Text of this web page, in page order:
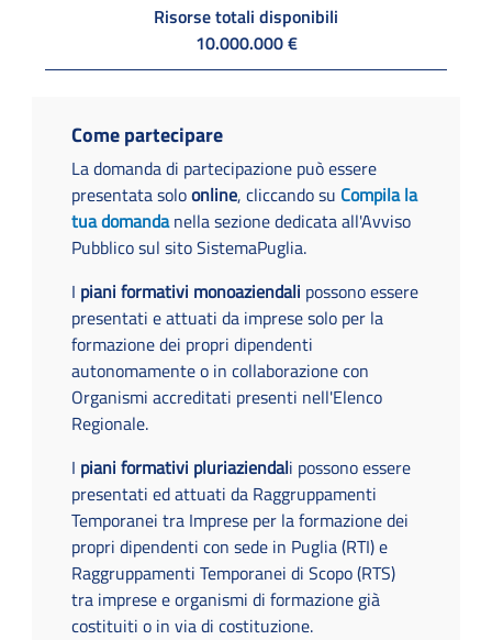
Risorse totali disponibili
10.000.000 €
Come partecipare
La domanda di partecipazione può essere
presentata soloonline, cliccando su Compila la
tua domandanella sezione dedicata all'Avviso
Pubblico sul sito SistemaPuglia.
I piani formativi monoaziendali possono essere
presentati e attuati da imprese solo per la
formazione dei propri dipendenti
autonomamente o in collaborazione con
Organismi accreditati presenti nell'Elenco
Regionale.
I piani formativi pluriaziendali possono essere
presentati ed attuati da Raggruppamenti
Temporanei tra Imprese per la formazione dei
propri dipendenti con sede in Puglia (RTI) e
Raggruppamenti Temporanei di Scopo (RTS)
tra imprese e organismi di formazione già
costituiti o in via di costituzione.